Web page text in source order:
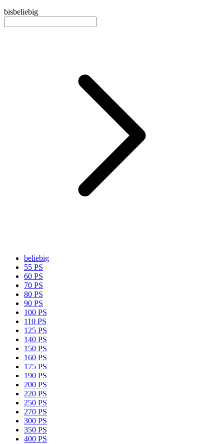
bisbeliebig
beliebig
55 PS
60 PS
70 PS
80 PS
90 PS
100 PS
110 PS
125 PS
140 PS
150 PS
160 PS
175 PS
190 PS
200 PS
220 PS
250 PS
270 PS
300 PS
350 PS
400 PS